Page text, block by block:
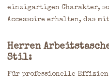
einzigartigen Charakter,
Accessoire erhalten, das
Herren
Stil:
Für professionelle